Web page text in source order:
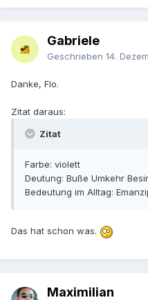
Gabriele
Geschrieben 14.
Danke, Flo.
Zitat daraus:
Zitat
Farbe: violett
Deutung: Buße Umkehr
Bedeutung im Alltag:
Das hat schon was.
Maximilian